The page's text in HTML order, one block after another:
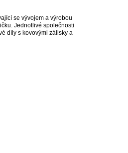
se vývojem a výrobou
Jednotlivé společnosti
díly s kovovými zálisky a